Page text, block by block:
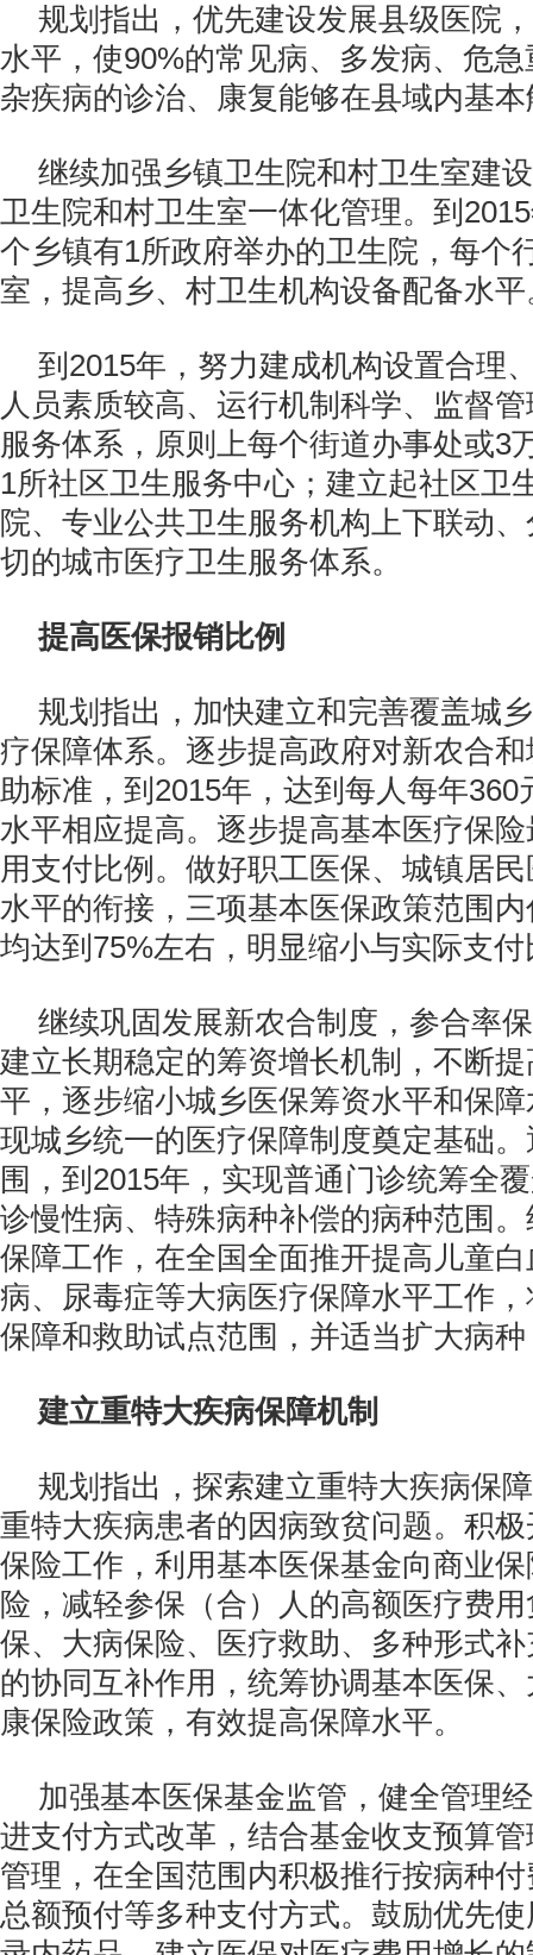
规划指出，优先建设发展县级医院
水平，使90%的常见病、多发病、危
杂疾病的诊治、康复能够在县域内基
继续加强乡镇卫生院和村卫生室建
卫生院和村卫生室一体化管理。到
个乡镇有1所政府举办的卫生院，每个
室，提高乡、村卫生机构设备配备水平
到2015年，努力建成机构设置合理
人员素质较高、运行机制科学、监督
服务体系，原则上每个街道办事处或3
1所社区卫生服务中心；建立起社区卫
院、专业公共卫生服务机构上下联动
切的城市医疗卫生服务体系。
提高医保报销比例
规划指出，加快建立和完善覆盖城
疗保障体系。逐步提高政府对新农合
助标准，到2015年，达到每人每年360
水平相应提高。逐步提高基本医疗保
用支付比例。做好职工医保、城镇居
水平的衔接，三项基本医保政策范围
均达到75%左右，明显缩小与实际支
继续巩固发展新农合制度，参合率
建立长期稳定的筹资增长机制，不断
平，逐步缩小城乡医保筹资水平和保
现城乡统一的医疗保障制度奠定基础
围，到2015年，实现普通门诊统筹全
诊慢性病、特殊病种补偿的病种范围
保障工作，在全国全面推开提高儿童
病、尿毒症等大病医疗保障水平工作
保障和救助试点范围，并适当扩大病
建立重特大疾病保障机制
规划指出，探索建立重特大疾病保
重特大疾病患者的因病致贫问题。积
保险工作，利用基本医保基金向商业
险，减轻参保（合）人的高额医疗费
保、大病保险、医疗救助、多种形式
的协同互补作用，统筹协调基本医保
康保险政策，有效提高保障水平。
加强基本医保基金监管，健全管理
进支付方式改革，结合基金收支预算
管理，在全国范围内积极推行按病种
总额预付等多种支付方式。鼓励优先